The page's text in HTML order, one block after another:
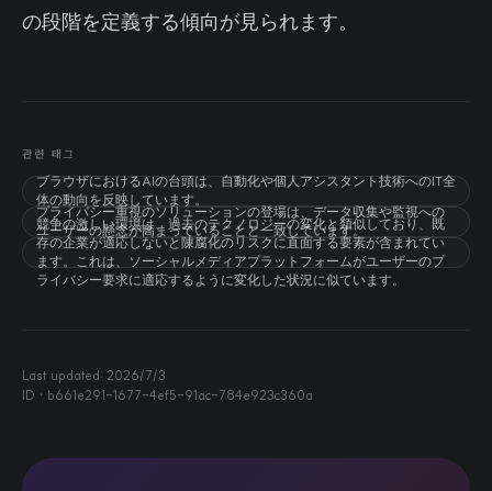
の段階を定義する傾向が見られます。
관련 태그
ブラウザにおけるAIの台頭は、自動化や個人アシスタント技術へのIT全
体の動向を反映しています。
プライバシー重視のソリューションの登場は、データ収集や監視への
ユーザーの懸念が高まっていることと一致しています。
競争の激しい環境は、過去のテクノロジーの変化と類似しており、既
存の企業が適応しないと陳腐化のリスクに直面する要素が含まれてい
ます。これは、ソーシャルメディアプラットフォームがユーザーのプ
ライバシー要求に適応するように変化した状況に似ています。
Last updated: 2026/7/3
ID · b661e291-1677-4ef5-91ac-784e923c360a